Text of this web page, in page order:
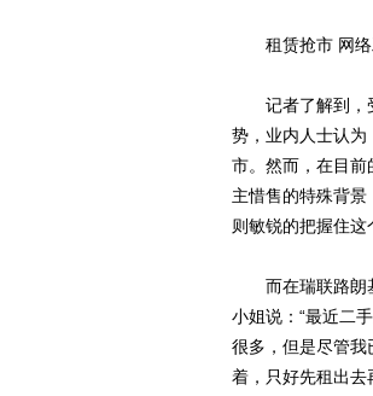
租赁抢市 网络
记者了解到，受
势，业内人士认为
市。然而，在目前
主惜售的特殊背
则敏锐的把握住这
而在瑞联路朗基
小姐说：“最近二
很多，但是尽管我
着，只好先租出去